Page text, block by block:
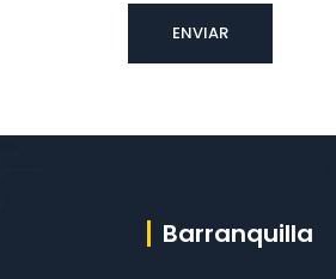
Barranquilla